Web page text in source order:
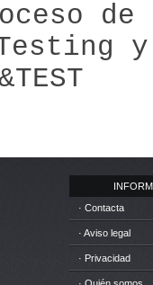
de
· Contacta
· Aviso legal
· Privacidad